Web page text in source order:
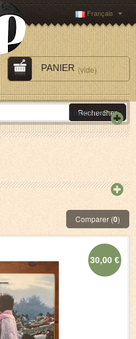
Français
Rechercher
PANIER (vide)
Musique modernePop
Comparer (0)
30,00 €